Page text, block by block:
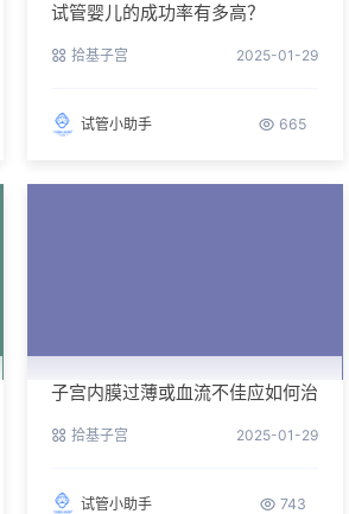
试管婴儿的成功率有多高？
拾基子宫 2025-01-29
试管小助手 665
子宫内膜过薄或血流不佳应如何治
拾基子宫 2025-01-29
试管小助手 743